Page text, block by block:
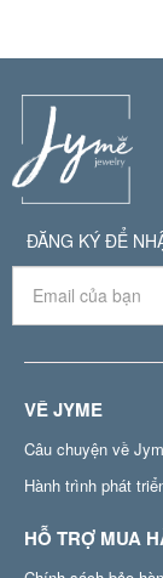
ĐĂNG KÝ ĐỂ
VỀ JYME
Câu chuyện về
Hành trình phát
HỖ TRỢ MUA